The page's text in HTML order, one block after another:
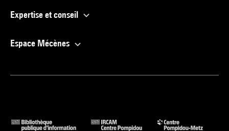
Expertise et conseil
Espace Mécènes